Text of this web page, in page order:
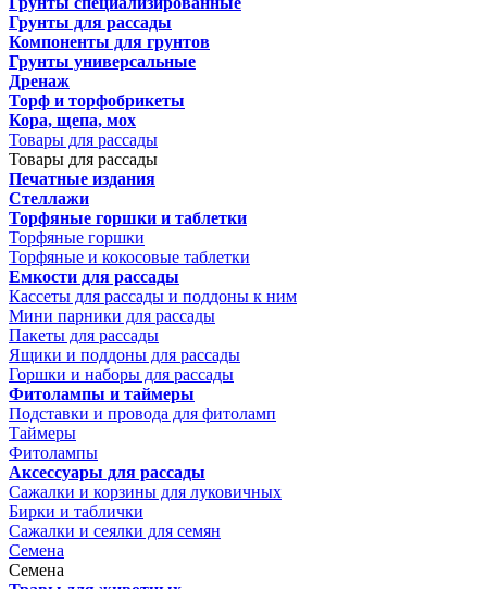
Грунты для рассады
Компоненты для грунтов
Грунты универсальные
Дренаж
Торф и торфобрикеты
Кора, щепа, мох
Товары для рассады
Товары для рассады
Печатные издания
Стеллажи
Торфяные горшки и таблетки
Торфяные горшки
Торфяные и кокосовые таблетки
Емкости для рассады
Кассеты для рассады и поддоны к ним
Мини парники для рассады
Пакеты для рассады
Ящики и поддоны для рассады
Горшки и наборы для рассады
Фитолампы и таймеры
Подставки и провода для фитоламп
Таймеры
Фитолампы
Аксессуары для рассады
Сажалки и корзины для луковичных
Бирки и таблички
Сажалки и сеялки для семян
Семена
Семена